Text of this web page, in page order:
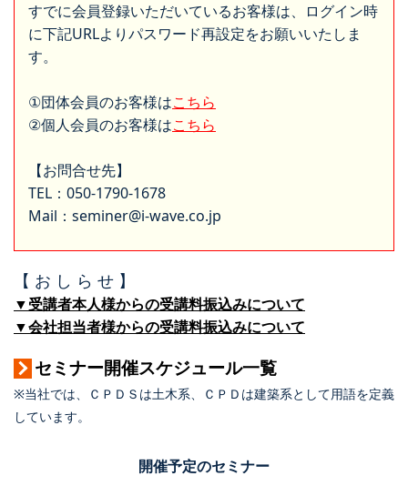
すでに会員登録いただいているお客様は、ログイン時
に下記URLよりパスワード再設定をお願いいたしま
す。
①団体会員のお客様はこちら
②個人会員のお客様はこちら
【お問合せ先】
TEL：050-1790-1678
Mail：seminer@i-wave.co.jp
【 お し ら せ 】
▼受講者本人様からの受講料振込みについて
▼会社担当者様からの受講料振込みについて
セミナー開催スケジュール一覧
※当社では、ＣＰＤＳは土木系、ＣＰＤは建築系として用語を定義
しています。
開催予定のセミナー